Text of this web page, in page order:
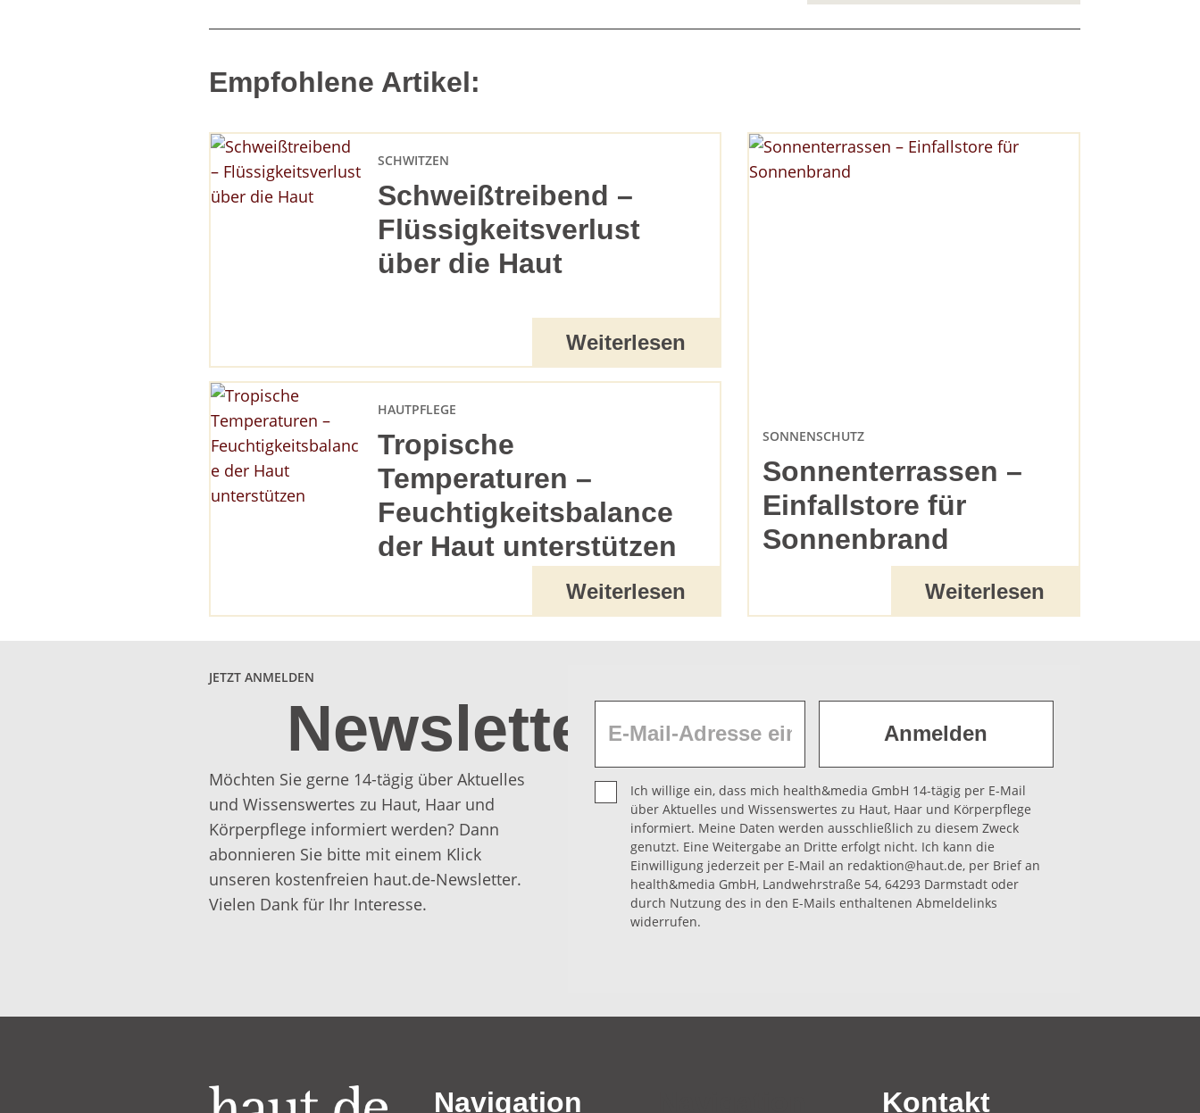
Empfohlene Artikel:
Schweißtreibend –
Flüssigkeitsverlust
über die Haut
SCHWITZEN
Weiterlesen
Tropische
Temperaturen –
Feuchtigkeitsbalance
der Haut unterstützen
HAUTPFLEGE
Weiterlesen
Sonnenterrassen –
Einfallstore für
Sonnenbrand
SONNENSCHUTZ
Weiterlesen
JETZT ANMELDEN
Newsletter
Möchten Sie gerne 14-tägig über Aktuelles
und Wissenswertes zu Haut, Haar und
Körperpflege informiert werden? Dann
abonnieren Sie bitte mit einem Klick
unseren kostenfreien haut.de-Newsletter.
Vielen Dank für Ihr Interesse.
Ich willige ein, dass mich health&media GmbH 14-tägig per E-Mail
über Aktuelles und Wissenswertes zu Haut, Haar und Körperpflege
informiert. Meine Daten werden ausschließlich zu diesem Zweck
genutzt. Eine Weitergabe an Dritte erfolgt nicht. Ich kann die
Einwilligung jederzeit per E-Mail an redaktion@haut.de, per Brief an
health&media GmbH, Landwehrstraße 54, 64293 Darmstadt oder
durch Nutzung des in den E-Mails enthaltenen Abmeldelinks
widerrufen.
Navigation Kontakt